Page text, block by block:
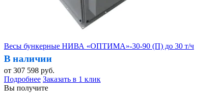
Весы бункерные НИВА «ОПТИМА»-30-90 (П) до 30 т/ч
В наличии
от 307 598 руб.
Подробнее Заказать в 1 клик
Вы получите